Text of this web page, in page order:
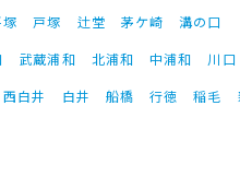
戸塚 辻堂 茅ケ崎
溝の口
武蔵浦和 北浦和 中浦和
川口
西白井 白井 船橋 行徳 稲毛